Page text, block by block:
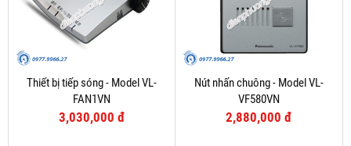
Thiết bị tiếp sóng - Model VL-
FAN1VN
3,030,000 đ
Nút nhấn chuông - Model VL-
VF580VN
2,880,000 đ